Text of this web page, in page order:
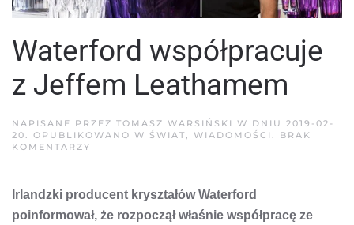
Waterford współpracuje
z Jeffem Leathamem
NAPISANE PRZEZ TOMASZ WARSIŃSKI W DNIU 2019-02-
20. OPUBLIKOWANO W ŚWIAT, WIADOMOŚCI . BRAK
KOMENTARZY
JEFFEM
Irlandzki producent kryształów Waterford
poinformował, że rozpoczął właśnie współpracę ze